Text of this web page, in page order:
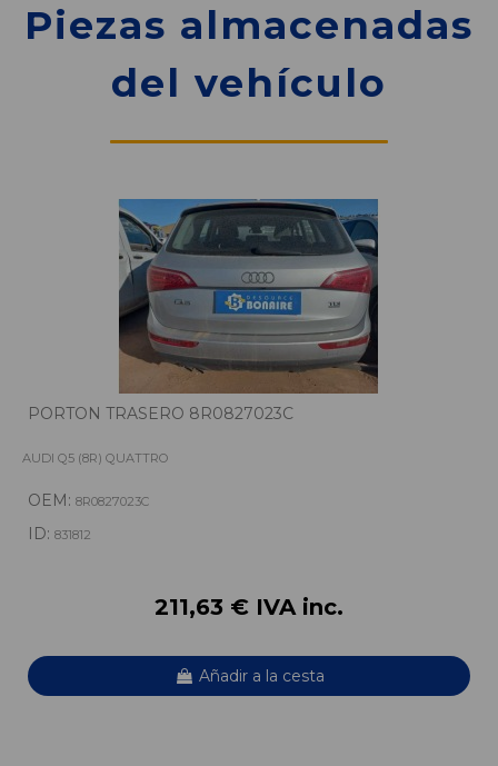
Piezas almacenadas
del vehículo
PORTON TRASERO 8R0827023C
AUDI Q5 (8R) QUATTRO
OEM: 8R0827023C
ID: 831812
211,63 € IVA inc.
Añadir a la cesta